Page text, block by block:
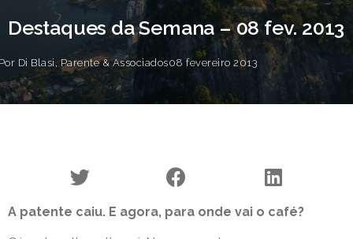
Destaques da Semana – 08 fev. 2013
Di Blasi, Parente & Associados08 fevereiro 2013
A patente caiu. E agora, para onde vai o café?